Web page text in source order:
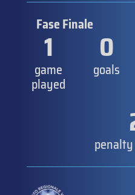
Fase Finale
1
game
played
0
goals